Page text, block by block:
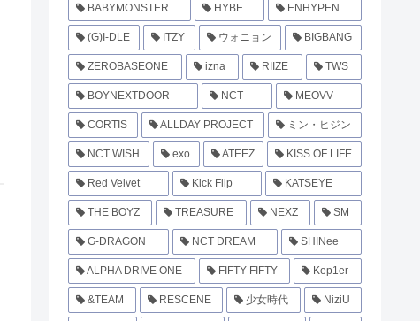
BABYMONSTER HYBE ENHYPEN
(G)I-DLE ITZY ウォニョン BIGBANG
ZEROBASEONE izna RIIZE TWS
BOYNEXTDOOR NCT MEOVV
CORTIS ALLDAY PROJECT ミン・ヒジン
NCT WISH exo ATEEZ KISS OF LIFE
Red Velvet Kick Flip KATSEYE
THE BOYZ TREASURE NEXZ SM
G-DRAGON NCT DREAM SHINee
ALPHA DRIVE ONE FIFTY FIFTY Kep1er
&TEAM RESCENE 少女時代 NiziU